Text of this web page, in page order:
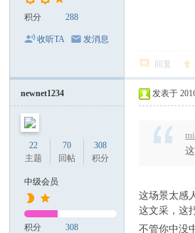
积分 288
收听TA 发消息
回复
newnet1234
22
主题
70
回帖
308
积分
中级会员
积分 308
发表于
这场景太感
这文采，这
不管你中没